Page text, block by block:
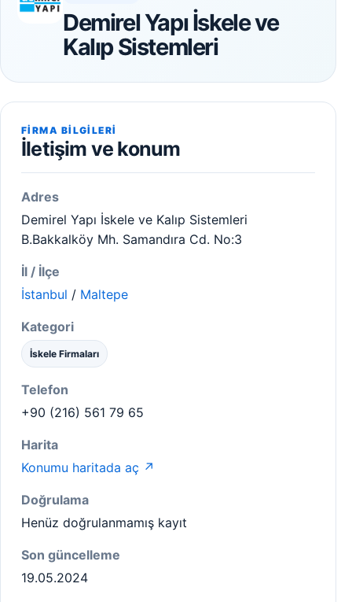
Demirel Yapı İskele ve
Kalıp Sistemleri
FIRMA BILGILERI
İletişim ve konum
Adres
Demirel Yapı İskele ve Kalıp Sistemleri
B.Bakkalköy Mh. Samandıra Cd. No:3
İl / İlçe
İstanbul / Maltepe
Kategori
İskele Firmaları
Telefon
+90 (216) 561 79 65
Harita
Konumu haritada aç ↗
Doğrulama
Henüz doğrulanmamış kayıt
Son güncelleme
19.05.2024